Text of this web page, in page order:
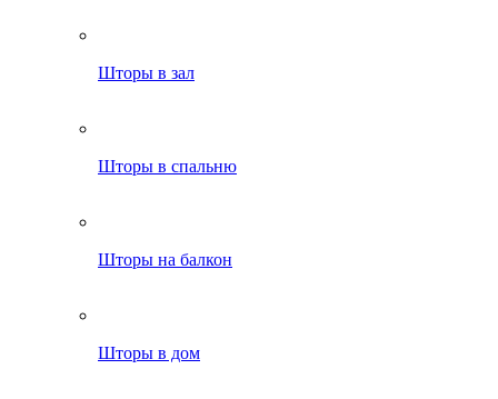
Шторы в зал
Шторы в спальню
Шторы на балкон
Шторы в дом